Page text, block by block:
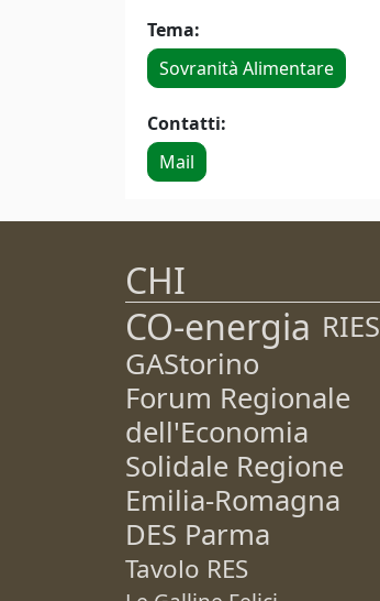
Tema:
Sovranità Alimentare
Contatti:
Mail
CHI
CO-energia RIES
GAStorino
Forum Regionale
dell'Economia
Solidale Regione
Emilia-Romagna
DES Parma
Tavolo RES